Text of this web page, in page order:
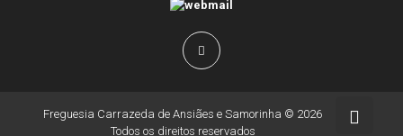
Freguesia Carrazeda de Ansiães e Samorinha © 2026
Todos os direitos reservados